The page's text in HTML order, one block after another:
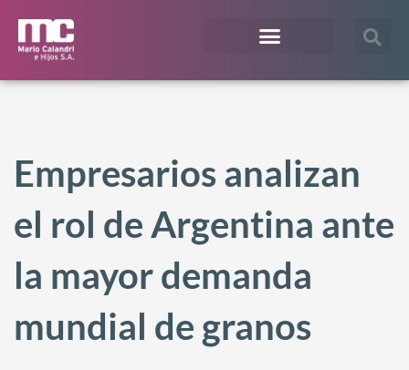
Empresarios analizan
el rol de Argentina ante
la mayor demanda
mundial de granos